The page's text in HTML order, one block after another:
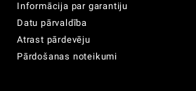
Informācija par garantiju
Datu pārvaldība
Atrast pārdevēju
Pārdošanas noteikumi